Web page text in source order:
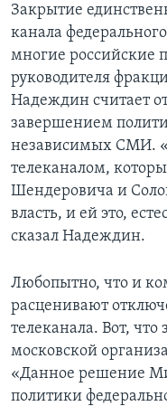
Закрытие
канала
многие российские
руководителя
Надеждин считает
завершением
независимых СМИ.
телеканалом,
Шендеровича и
власть, и ей это,
сказал Надеждин.
Любопытно, что и
расценивают
телеканала. Вот, что
московской
«Данное решение
политики